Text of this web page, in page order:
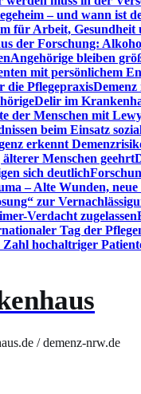
– und wann ist
für Arbeit, Gesundheit
der Forschung:
Angehörige bleiben
mit persönlichem
die Pflegepraxis
Delir im
der Menschen mit
beim Einsatz
erkennt
Menschen geehrt
sich deutlich
– Alte Wunden,
zur
Verdacht zugelassen
Tag der
hochaltriger
/ demenz-nrw.de